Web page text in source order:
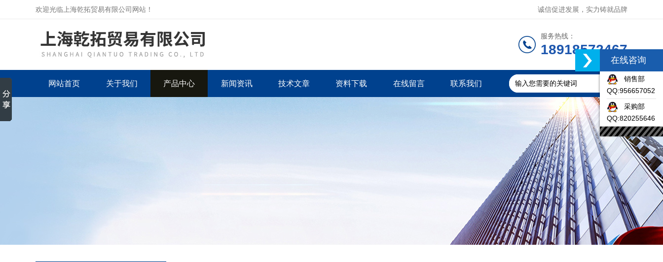
欢迎光临上海乾拓贸易有限公司网站！ 诚信促进发展，实力铸就品牌
服务热线：
18918572467
网站首页 关于我们 产品中心 新闻资讯 技术文章 资料下载 在线留言 联系我们
在线咨询
销售部
QQ:956657052
采购部
QQ:820255646